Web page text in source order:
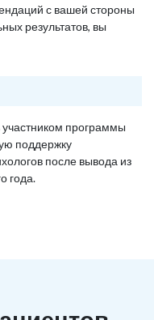
с вашей стороны
результатов, вы
участником программы
поддержку
после вывода из
года.